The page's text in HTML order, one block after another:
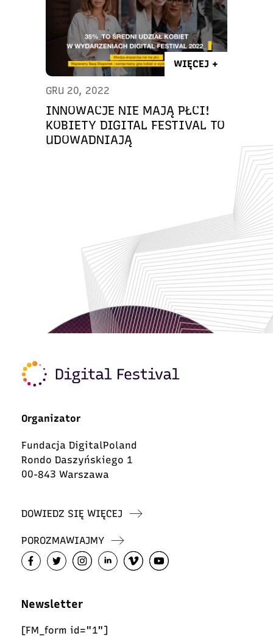
WIĘCEJ +
GRU 20, 2022
INNOWACJE NIE MAJĄ PŁCI!
KOBIETY DIGITAL FESTIVAL TO
UDOWADNIAJĄ
Organizator
Fundacja DigitalPoland
Rondo Daszyńskiego 1
00-843 Warszawa
DOWIEDZ SIĘ WIĘCEJ
POROZMAWIAJMY
Newsletter
[FM_form id="1"]